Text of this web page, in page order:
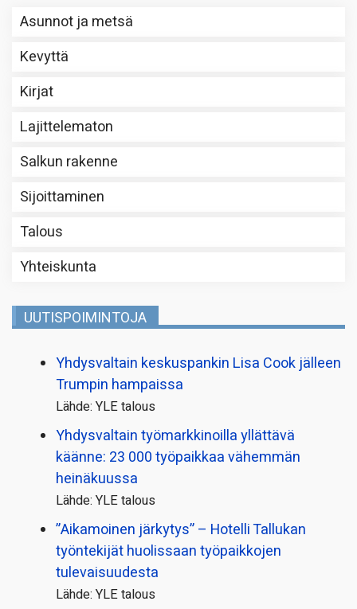
Asunnot ja metsä
Kevyttä
Kirjat
Lajittelematon
Salkun rakenne
Sijoittaminen
Talous
Yhteiskunta
UUTISPOIMINTOJA
Yhdysvaltain keskuspankin Lisa Cook jälleen
Trumpin hampaissa
Lähde: YLE talous
Yhdysvaltain työmarkkinoilla yllättävä
käänne: 23 000 työpaikkaa vähemmän
heinäkuussa
Lähde: YLE talous
”Aikamoinen järkytys” – Hotelli Tallukan
työntekijät huolissaan työpaikkojen
tulevaisuudesta
Lähde: YLE talous